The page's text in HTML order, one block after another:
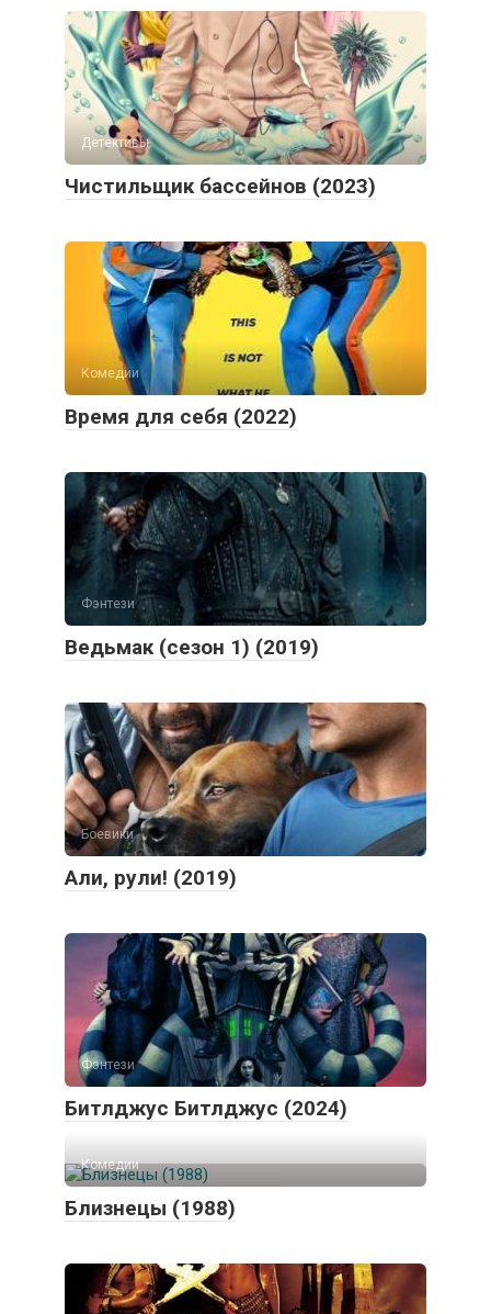
Детективы
Чистильщик бассейнов (2023)
Комедии
Время для себя (2022)
Фэнтези
Ведьмак (сезон 1) (2019)
Боевики
Али, рули! (2019)
Фэнтези
Битлджус Битлджус (2024)
Комедии
Близнецы (1988)